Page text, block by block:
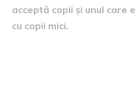
acceptă copii și unul
cu copii mici.